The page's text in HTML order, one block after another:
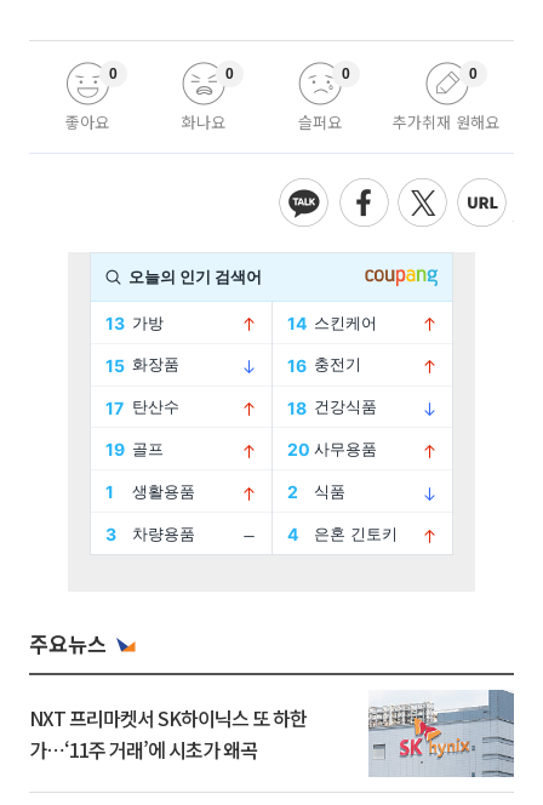
좋아요
0
화나요
0
슬퍼요
0
추가취재 원해요
0
주요뉴스
NXT 프리마켓서 SK하이닉스 또 하한
가⋯‘11주 거래’에 시초가 왜곡